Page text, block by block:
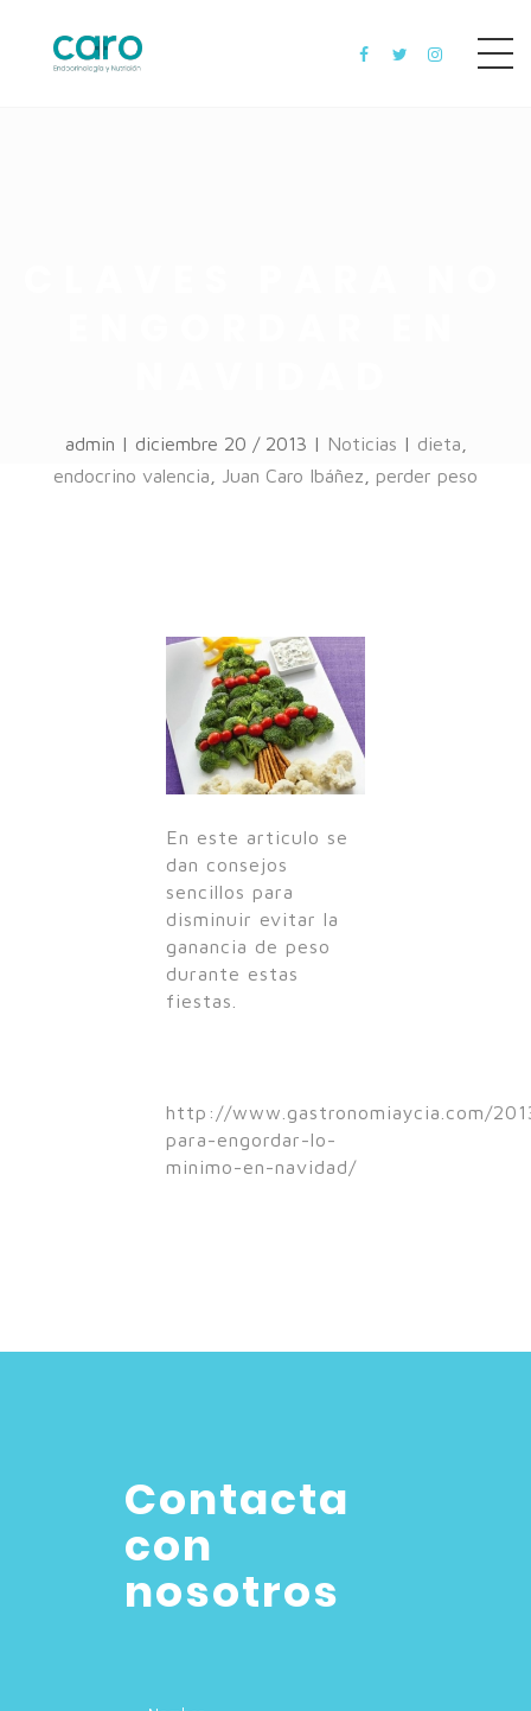
admin | diciembre 20 / 2013 | Noticias | dieta
endocrino valencia
Juan Caro Ibáñez perder peso
En este articulo se
dan consejos
sencillos para
disminuir evitar la
ganancia de peso
durante estas
fiestas.
http://www.gastronomiaycia.com/
para-engordar-lo-
minimo-en-navidad/
Contacta
con
nosotros